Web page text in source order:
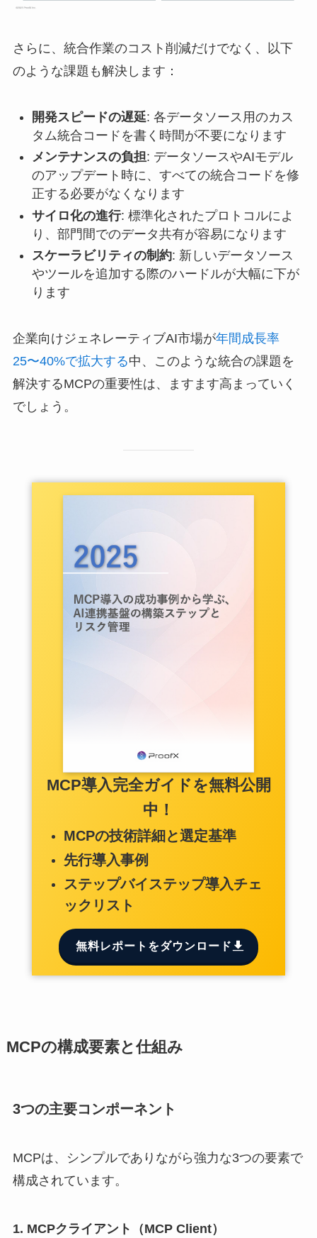
さらに、統合作業のコスト削減だけでなく、以下
のような課題も解決します：
開発スピードの遅延: 各データソース用のカス
タム統合コードを書く時間が不要になります
メンテナンスの負担: データソースやAIモデル
のアップデート時に、すべての統合コードを修
正する必要がなくなります
サイロ化の進行: 標準化されたプロトコルによ
り、部門間でのデータ共有が容易になります
スケーラビリティの制約: 新しいデータソース
やツールを追加する際のハードルが大幅に下が
ります
企業向けジェネレーティブAI市場が年間成長率
25〜40%で拡大する中、このような統合の課題を
解決するMCPの重要性は、ますます高まっていく
でしょう。
MCP導入完全ガイドを無料公開
中！
MCPの技術詳細と選定基準
先行導入事例
ステップバイステップ導入チェ
ックリスト
無料レポートをダウンロード
MCPの構成要素と仕組み
3つの主要コンポーネント
MCPは、シンプルでありながら強力な3つの要素で
構成されています。
1. MCPクライアント（MCP Client）